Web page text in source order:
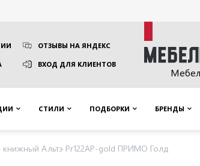
ОТЗЫВЫ НА ЯНДЕКС
ВХОД ДЛЯ КЛИЕНТОВ
СТИЛИ ПОДБОРКИ БРЕНДЫ
Альтэ Pr122AP-gold ПРИМО Голд